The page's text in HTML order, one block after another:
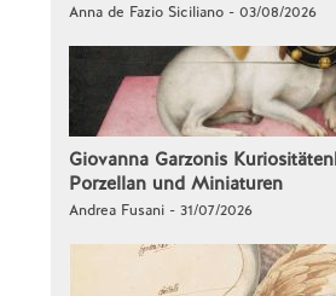
Anna de Fazio Siciliano - 03/08/2026
Giovanna Garzonis
Porzellan und Miniaturen
Andrea Fusani - 31/07/2026